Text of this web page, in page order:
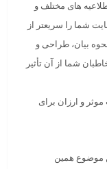
های مختلف و
شما را سریعتر از
بیان، طراحی و
شما از آن تأثیر
موثر و ارزان برای
موضوع همین